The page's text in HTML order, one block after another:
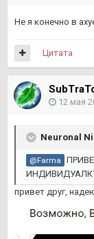
Не я конечно в
Цитата
12 мая
Neuronal
@Farma
привет друг,